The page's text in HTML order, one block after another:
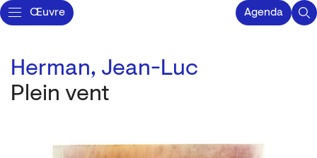
Œuvre Agenda
Herman, Jean-Luc
Plein vent